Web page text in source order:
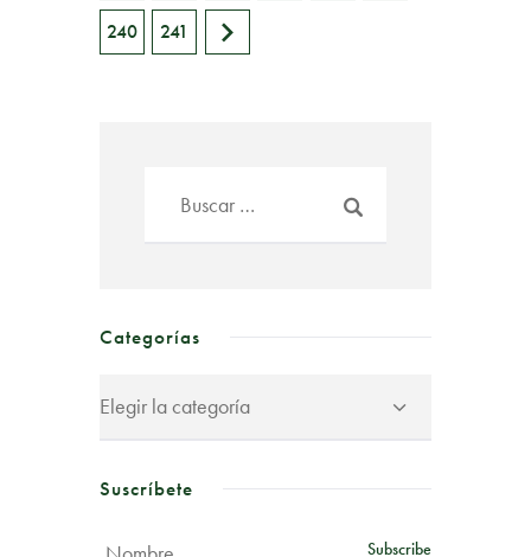
240 241
>
Categorías
Suscríbete